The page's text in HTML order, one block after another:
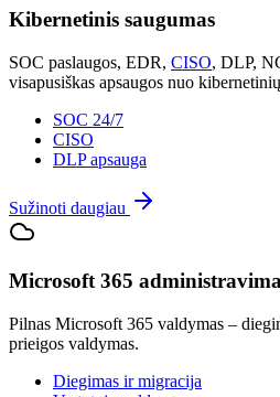
Kibernetinis saugumas
SOC paslaugos, EDR, CISO, DLP,
visapusiškas apsaugos nuo
SOC 24/7
CISO
DLP apsauga
Sužinoti daugiau
Microsoft 365
Pilnas Microsoft 365 valdymas –
prieigos valdymas.
Diegimas ir migracija